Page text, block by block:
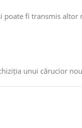
poate fi transmis
unui cărucior